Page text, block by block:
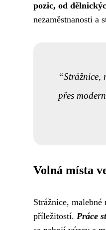
pozic, od
nezaměstnanosti a
Strážnice,
přes
Volná místa
Strážnice,
příležitostí. Práce